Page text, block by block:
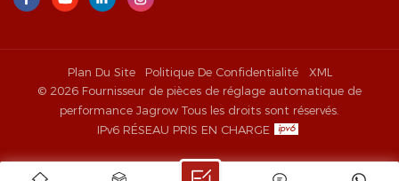
Plan Du Site Politique De Confidentialité
XML
© 2026 Fournisseur de pièces de réglage automatique de
performance Jagrow Tous les droits sont réservés.
IPv6 RÉSEAU PRIS EN CHARGE